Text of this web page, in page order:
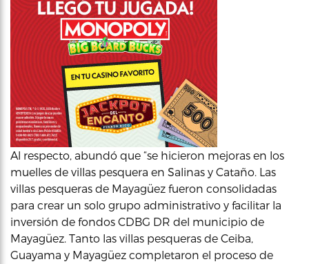
Al respecto, abundó que “se hicieron mejoras en los
muelles de villas pesquera en Salinas y Cataño. Las
villas pesqueras de Mayagüez fueron consolidadas
para crear un solo grupo administrativo y facilitar la
inversión de fondos CDBG DR del municipio de
Mayagüez. Tanto las villas pesqueras de Ceiba,
Guayama y Mayagüez completaron el proceso de